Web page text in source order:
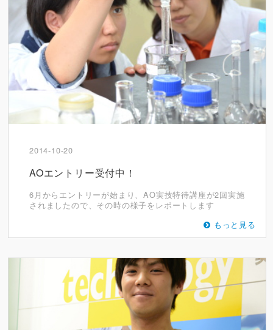
2014-10-20
AOエントリー受付中！
6月からエントリーが始まり、AO実技特待講座が2回実施
されましたので、その時の様子をレポートします
もっと見る